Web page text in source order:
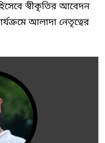
স্বীকৃতির আবেদন
আলাদা নেতৃত্বের